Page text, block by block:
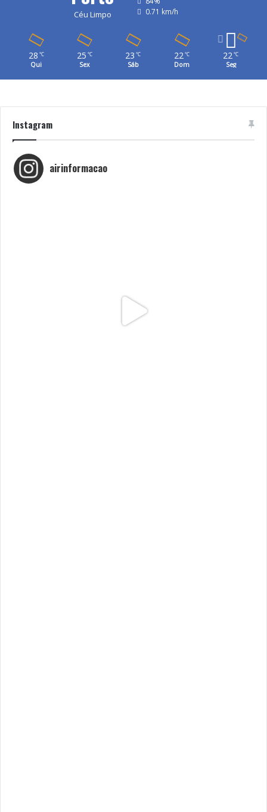
Céu Limpo
0.71 km/h
28 ℃
Qui
25 ℃
Sex
23 ℃
Sáb
22℃
Dom
22℃
Seg
Instagram
airinformacao